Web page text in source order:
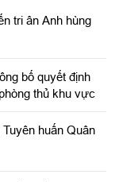
tri ân Anh hùng
bố quyết định
thủ khu vực
huấn Quân